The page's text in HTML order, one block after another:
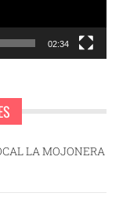
02:34
LA MOJONERA